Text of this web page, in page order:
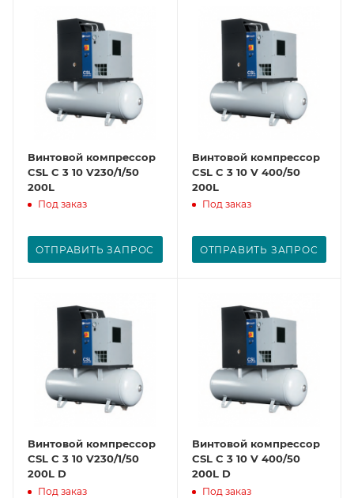
Винтовой компрессор
CSL C 3 10 V230/1/50
200L
Под заказ
ОТПРАВИТЬ ЗАПРОС
Винтовой компрессор
CSL C 3 10 V 400/50
200L
Под заказ
ОТПРАВИТЬ ЗАПРОС
Винтовой компрессор
CSL C 3 10 V230/1/50
200L D
Под заказ
Винтовой компрессор
CSL C 3 10 V 400/50
200L D
Под заказ